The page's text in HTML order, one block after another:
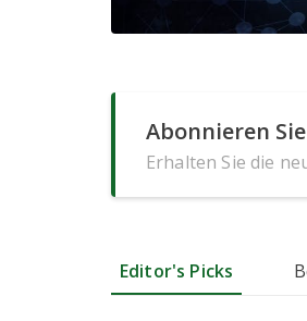
Abonnieren
Erhalten Sie die
Editor's Picks